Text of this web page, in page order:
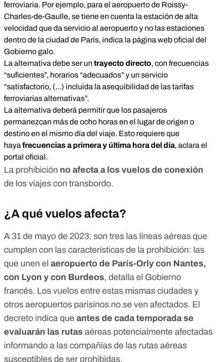
ferroviaria. Por ejemplo, para el aeropuerto de Roissy-
Charles-de-Gaulle, se tiene en cuenta la estación de alta
velocidad que da servicio al aeropuerto y no las estaciones
dentro de la ciudad de París, indica la página web oficial del
Gobierno galo.
La alternativa debe ser un trayecto directo, con frecuencias
“suficientes”, horarios “adecuados” y un servicio
“satisfactorio, (...) incluida la asequibilidad de las tarifas
ferroviarias alternativas”.
La alternativa deberá permitir que los pasajeros
permanezcan más de ocho horas en el lugar de origen o
destino en el mismo día del viaje. Esto requiere que
haya frecuencias a primera y última hora del día, aclara el
portal oficial.
La prohibición no afecta a los vuelos de conexión
de los viajes con transbordo.
¿A qué vuelos afecta?
A 31 de mayo de 2023, son tres las líneas aéreas que
cumplen con las características de la prohibición: las
que unen el aeropuerto de París-Orly con Nantes,
con Lyon y con Burdeos, detalla el Gobierno
francés. Los vuelos entre estas mismas ciudades y
otros aeropuertos parisinos no se ven afectados. El
decreto indica que antes de cada temporada se
evaluarán las rutas aéreas potencialmente afectadas
informando a las compañías de las rutas aéreas
susceptibles de ser prohibidas.